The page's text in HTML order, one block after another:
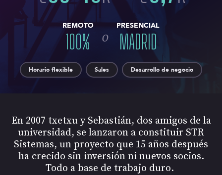
REMOTO
100% o
PRESENCIAL
MADRID
Horario flexible Sales Desarrollo de negocio
En 2007 txetxu y Sebastián, dos amigos de la
universidad, se lanzaron a constituir STR
Sistemas, un proyecto que 15 años después
ha crecido sin inversión ni nuevos socios.
Todo a base de trabajo duro.